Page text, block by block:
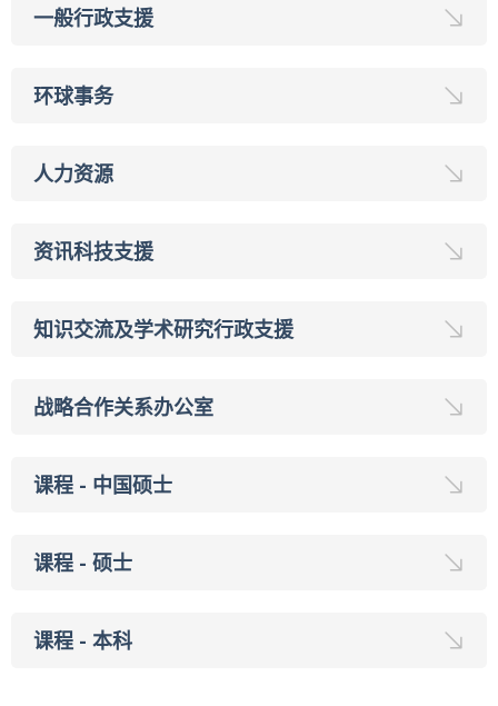
一般行政支援
环球事务
人力资源
资讯科技支援
知识交流及学术研究行政支援
战略合作关系办公室
课程 - 中国硕士
课程 - 硕士
课程 - 本科